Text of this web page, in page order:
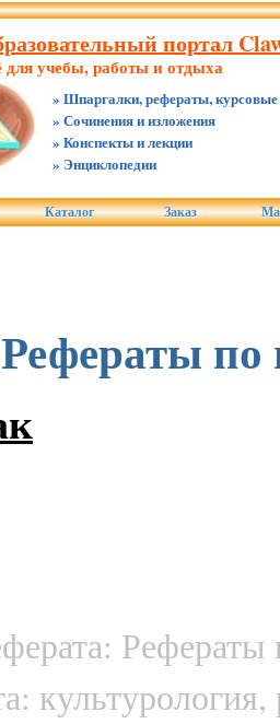
портал
для учебы, работы и отдыха
» Шпаргалки, рефераты, курсовые
» Сочинения и изложения
» Конспекты и лекции
» Энциклопедии
Каталог Заказ